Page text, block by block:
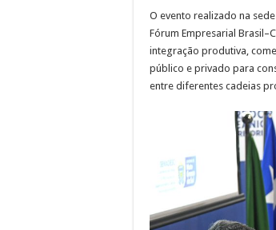
O evento realizado na
Fórum Empresarial
integração produtiva,
público e privado para
entre diferentes cadeias